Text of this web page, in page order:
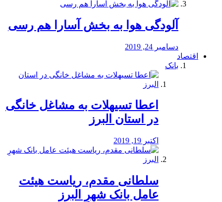
آلودگی هوا به بخش آسارا هم رسی
دسامبر 24, 2019
اقتصاد
بانک
️اعطا تسیهلات به مشاغل خانگی
در استان البرز
اکتبر 19, 2019
سلطانی مقدم، ریاست هیئت
عامل بانک شهرِ البرز